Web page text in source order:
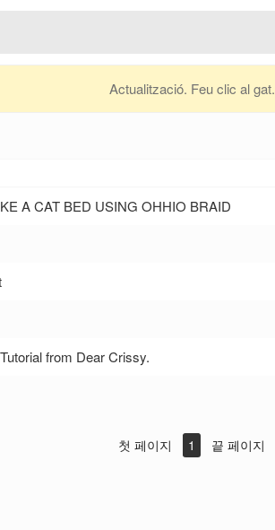
Actualització. Feu clic al gat.
A CAT BED USING OHHIO BRAID
from Dear Crissy.
첫 페이지 1 끝 페이지